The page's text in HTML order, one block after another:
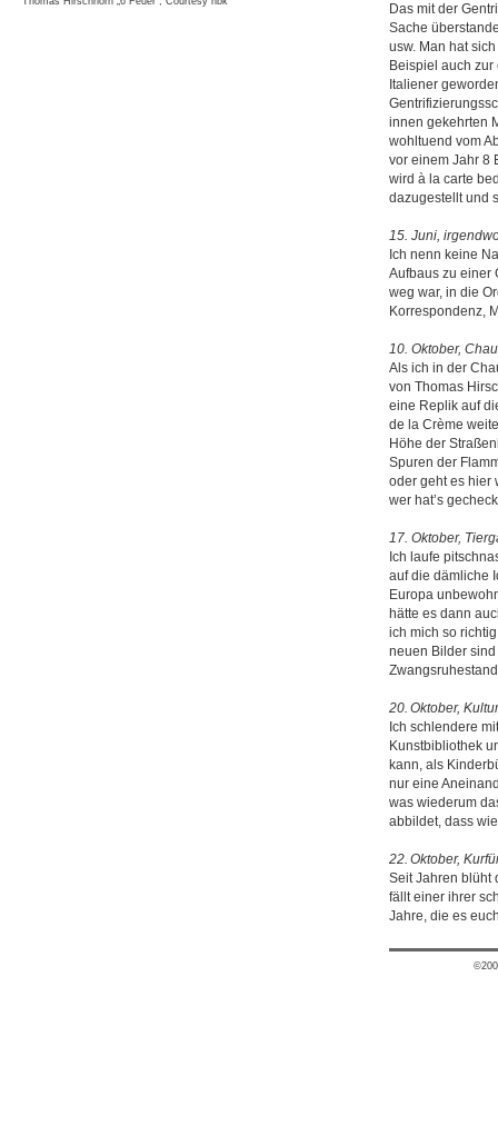
Das mit der
Sache
usw. Man hat
Beispiel auch
Italiener
innen gekehrten
wohltuend vom
vor einem Jahr 8
wird à la carte
dazugestellt und
15. Juni,
Ich nenn keine
Aufbaus zu einer
weg war, in die
Korrespondenz,
10. Oktober,
Als ich in der
von Thomas
eine Replik auf
de la Crème
Höhe der
Spuren der
oder geht es hier
wer hat’s
17. Oktober,
Ich laufe
auf die dämliche
Europa
hätte es dann
ich mich so
neuen Bilder
20. Oktober,
Ich schlendere
Kunstbibliothek
kann, als
nur eine
was wiederum
abbildet, dass
22. Oktober,
Seit Jahren blüht
fällt einer ihrer
Jahre, die es